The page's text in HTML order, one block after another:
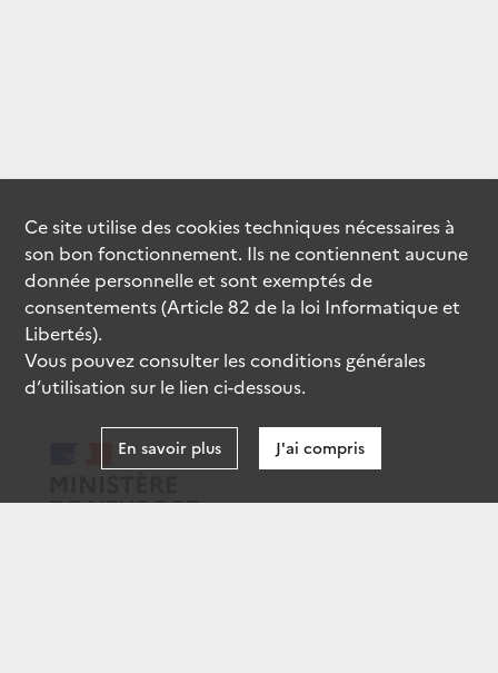
Ce site utilise descookiestechniques nécessaires à
son bon fonctionnement. Ils ne contiennent aucune
donnée personnelle et sont exemptés de
consentements (Article 82 de la loi Informatique et
Libertés).
Vous pouvez consulter les conditions générales
d’utilisation sur le lien ci-dessous.
En savoir plus J'ai compris